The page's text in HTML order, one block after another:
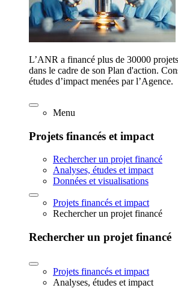
L’ANR a financé plus de 30000
dans le cadre de son Plan d'action.
études d’impact menées par l’Agence.
Menu
Projets financés et impact
Rechercher un projet financé
Analyses, études et impact
Données et visualisations
Projets financés et impact
Rechercher un projet financé
Rechercher un projet financé
Projets financés et impact
Analyses, études et impact